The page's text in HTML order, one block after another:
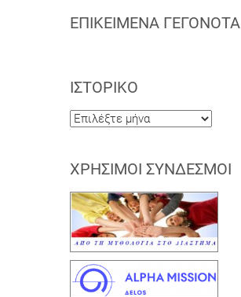
ΕΠΙΚΕΊΜΕΝΑ ΓΕΓΟΝΌΤΑ
ΙΣΤΟΡΙΚΌ
Ιστορικό
ΧΡΉΣΙΜΟΙ ΣΎΝΔΕΣΜΟΙ